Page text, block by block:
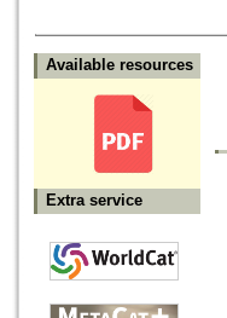
Available resources
Extra service